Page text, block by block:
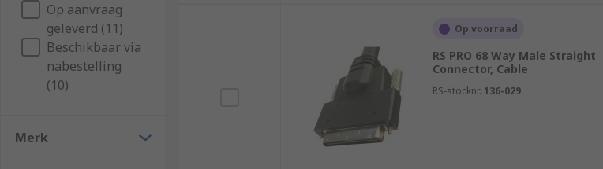
Op aanvraag
geleverd (11)
Beschikbaar via
nabestelling
(10)
Merk
Op voorraad
RS PRO 68 Way Male Straight
Connector, Cable
RS-stocknr. 136-029